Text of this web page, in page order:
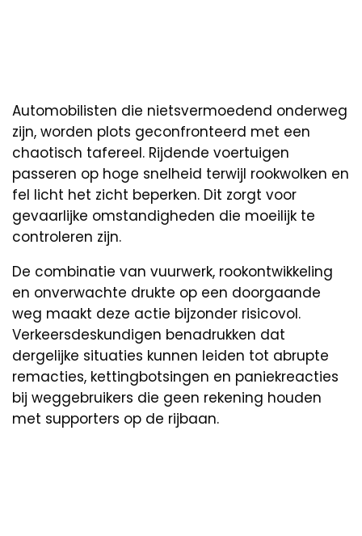
Automobilisten die nietsvermoedend onderweg
zijn, worden plots geconfronteerd met een
chaotisch tafereel. Rijdende voertuigen
passeren op hoge snelheid terwijl rookwolken en
fel licht het zicht beperken. Dit zorgt voor
gevaarlijke omstandigheden die moeilijk te
controleren zijn.
De combinatie van vuurwerk, rookontwikkeling
en onverwachte drukte op een doorgaande
weg maakt deze actie bijzonder risicovol.
Verkeersdeskundigen benadrukken dat
dergelijke situaties kunnen leiden tot abrupte
remacties, kettingbotsingen en paniekreacties
bij weggebruikers die geen rekening houden
met supporters op de rijbaan.